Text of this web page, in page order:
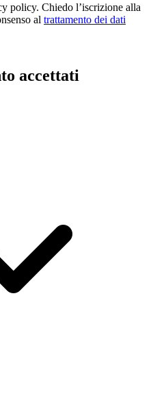
policy. Chiedo l’iscrizione alla
al trattamento dei dati
accettati